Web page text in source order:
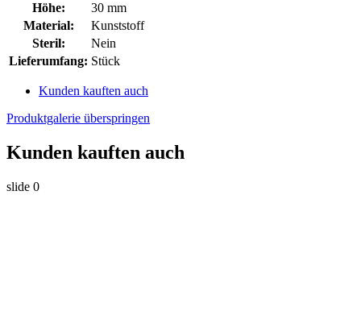
Höhe:
30 mm
Material:
Kunststoff
Steril:
Nein
Lieferumfang: Stück
Kunden kauften auch
Produktgalerie überspringen
Kunden kauften auch
slide 0